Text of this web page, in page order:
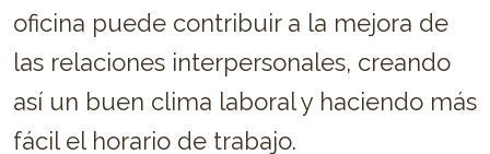
oficina puede contribuir a la mejora de
las relaciones interpersonales, creando
así un buen clima laboral y haciendo más
fácil el horario de trabajo.